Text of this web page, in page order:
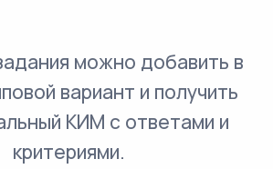
можно добавить в
вариант и получить
КИМ с ответами и
критериями.